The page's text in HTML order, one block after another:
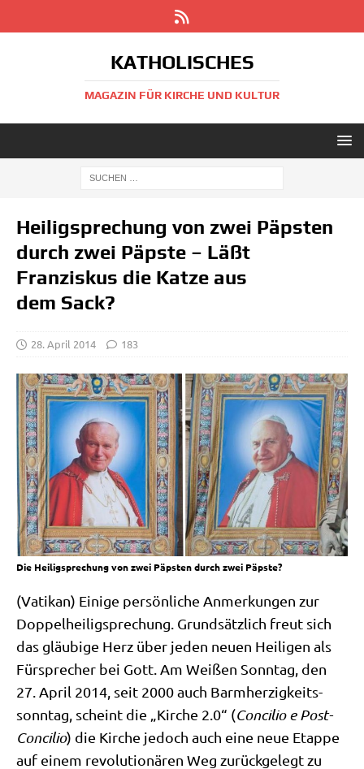
KATHOLISCHES
MAGAZIN FÜR KIRCHE UND KULTUR
Heiligsprechung von zwei Päpsten
durch zwei Päpste – Läßt
Franziskus die Katze aus
dem Sack?
28. April 2014 183
Die Heiligsprechung von zwei Päpsten durch zwei Päpste?
(Vati­kan) Eini­ge per­sön­li­che Anmer­kun­gen zur
Dop­pel­hei­lig­spre­chung. Grund­sätz­lich freut sich
das gläu­bi­ge Herz über jeden neu­en Hei­li­gen als
Für­spre­cher bei Gott. Am Wei­ßen Sonn­tag, den
27. April 2014, seit 2000 auch Barm­her­zig­keits­
sonn­tag, scheint die „Kir­che 2.0“ (Con­ci­lio e Post-
Con­ci­lio) die Kir­che jedoch auch eine neue Etap­pe
auf einem revo­lu­tio­nä­ren Weg zurück­ge­legt zu